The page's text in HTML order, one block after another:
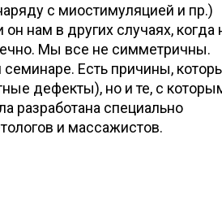
с миостимуляцией и пр.)
нам в других случаях, когда
Мы все не симметричны.
Есть причины,
дефекты), но и те, с
разработана специально
и массажистов.